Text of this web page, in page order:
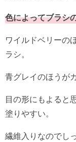
色によってブラシ
ワイルドベリーの
ラシ。
青グレイのほうが
目の形にもよると
塗りやすい。
繊維入りなのでし